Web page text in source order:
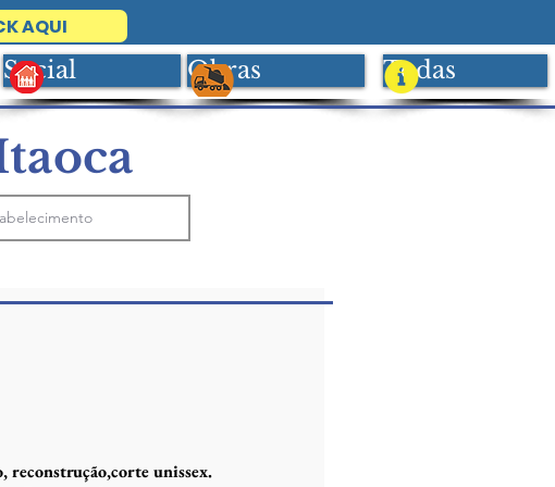
AQUI
Social Obras Todas
reconstrução,corte unissex.